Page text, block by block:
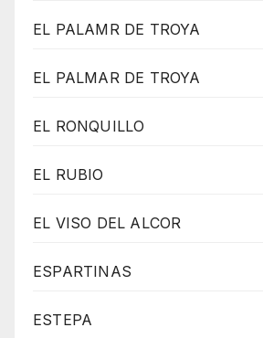
EL PALAMR DE TROYA
EL PALMAR DE TROYA
EL RONQUILLO
EL RUBIO
EL VISO DEL ALCOR
ESPARTINAS
ESTEPA